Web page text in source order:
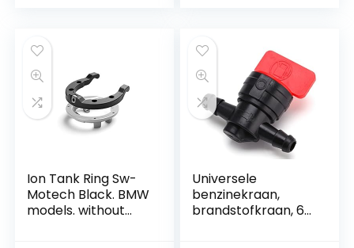
Ion Tank Ring Sw-
Motech Black. BMW
models. without
Universele
benzinekraan,
brandstofkraan, 6